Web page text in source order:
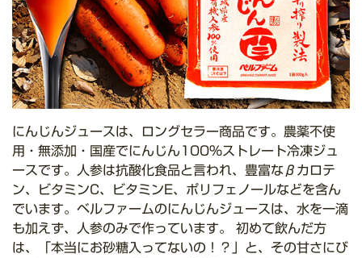
にんじんジュースは、ロングセラー商品です。農薬不使
用・無添加・国産でにんじん100%ストレート冷凍ジュ
ースです。人参は抗酸化食品と言われ、豊富なβカロテ
ン、ビタミンC、ビタミンE、ポリフェノールなどを含ん
でいます。ベルファームのにんじんジュースは、水を一滴
も加えず、人参のみで作っています。 初めて飲んだ方
は、「本当にお砂糖入ってないの！？」と、その甘さにび